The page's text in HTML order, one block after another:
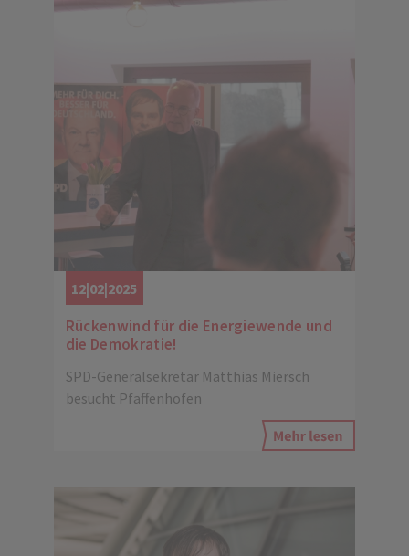
12|02|2025
Rückenwind für die Energiewende und
die Demokratie!
SPD-Generalsekretär Matthias Miersch
besucht Pfaffenhofen